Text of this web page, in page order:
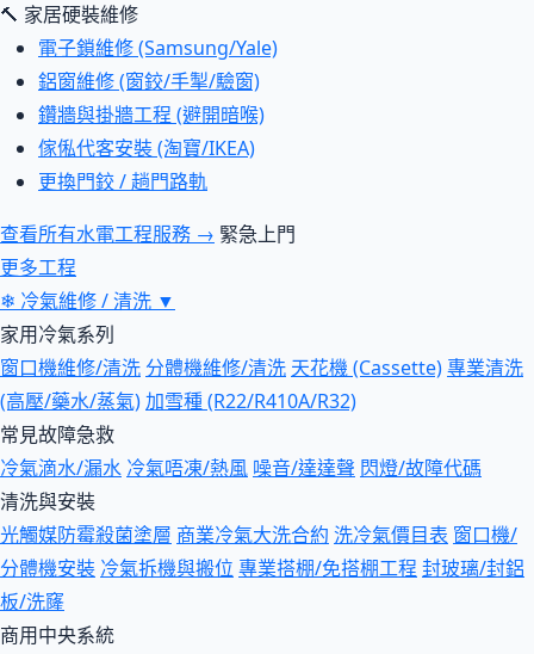
🔨 家居硬裝維修
電子鎖維修 (Samsung/Yale)
鋁窗維修 (窗鉸/手掣/驗窗)
鑽牆與掛牆工程 (避開暗喉)
傢俬代客安裝 (淘寶/IKEA)
更換門鉸 / 趟門路軌
查看所有水電工程服務 → 緊急上門
更多工程
❄ 冷氣維修 / 清洗 ▼
家用冷氣系列
窗口機維修/清洗 分體機維修/清洗 天花機 (Cassette)專業清洗
(高壓/藥水/蒸氣)加雪種 (R22/R410A/R32)
常見故障急救
冷氣滴水/漏水 冷氣唔凍/熱風 噪音/達達聲 閃燈/故障代碼
清洗與安裝
光觸媒防霉殺菌塗層 商業冷氣大洗合約 洗冷氣價目表 窗口機/
分體機安裝 冷氣拆機與搬位 專業搭棚/免搭棚工程 封玻璃/封鋁
板/洗窿
商用中央系統